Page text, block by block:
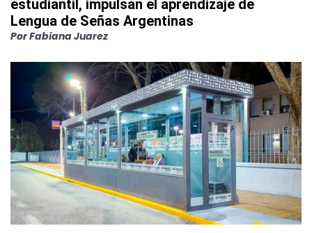
estudiantil, impulsan el aprendizaje de
Lengua de Señas Argentinas
PorFabiana Juarez